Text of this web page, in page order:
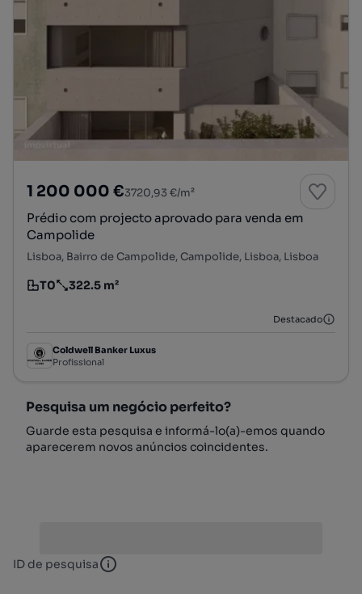
1 200 000 €3720,93 €/m²
Prédio com projecto aprovado para venda em
Campolide
Lisboa, Bairro de Campolide, Campolide, Lisboa, Lisboa
Tipologia
T0
Preço por metro quadrado
322.5 m²
Destacado
Coldwell Banker Luxus
Profissional
Pesquisa um negócio perfeito?
Guarde esta pesquisa e informá-lo(a)-emos quando
aparecerem novos anúncios coincidentes.
ID de pesquisa ID de pesquisa